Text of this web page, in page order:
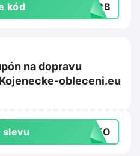
kód GMRB
na dopravu
obleceni.eu
AUTO